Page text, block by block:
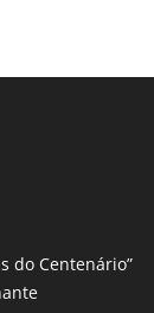
do Centenário”